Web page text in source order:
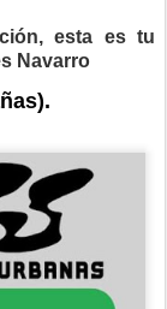
esta es tu
Navarro